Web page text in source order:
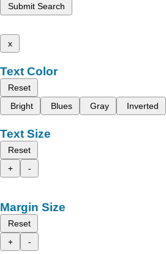
Submit Search
x
Text Color
Reset
Bright
Blues Gray Inverted
Text Size
Reset
+
-
Margin Size
Reset
+
-